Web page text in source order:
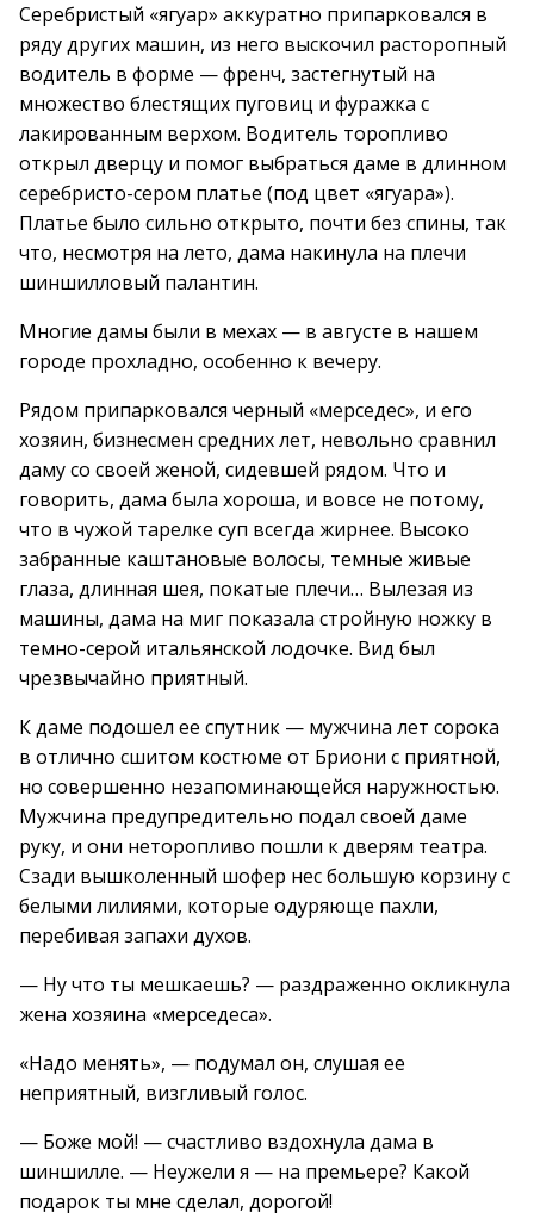
Серебристый «ягуар» аккуратно припарковался в
ряду других машин, из него выскочил расторопный
водитель в форме — френч, застегнутый на
множество блестящих пуговиц и фуражка с
лакированным верхом. Водитель торопливо
открыл дверцу и помог выбраться даме в длинном
серебристо-сером платье (под цвет «ягуара»).
Платье было сильно открыто, почти без спины, так
что, несмотря на лето, дама накинула на плечи
шиншилловый палантин.
Многие дамы были в мехах — в августе в нашем
городе прохладно, особенно к вечеру.
Рядом припарковался черный «мерседес», и его
хозяин, бизнесмен средних лет, невольно сравнил
даму со своей женой, сидевшей рядом. Что и
говорить, дама была хороша, и вовсе не потому,
что в чужой тарелке суп всегда жирнее. Высоко
забранные каштановые волосы, темные живые
глаза, длинная шея, покатые плечи… Вылезая из
машины, дама на миг показала стройную ножку в
темно-серой итальянской лодочке. Вид был
чрезвычайно приятный.
К даме подошел ее спутник — мужчина лет сорока
в отлично сшитом костюме от Бриони с приятной,
но совершенно незапоминающейся наружностью.
Мужчина предупредительно подал своей даме
руку, и они неторопливо пошли к дверям театра.
Сзади вышколенный шофер нес большую корзину с
белыми лилиями, которые одуряюще пахли,
перебивая запахи духов.
— Ну что ты мешкаешь? — раздраженно окликнула
жена хозяина «мерседеса».
«Надо менять», — подумал он, слушая ее
неприятный, визгливый голос.
— Боже мой! — счастливо вздохнула дама в
шиншилле. — Неужели я — на премьере? Какой
подарок ты мне сделал, дорогой!